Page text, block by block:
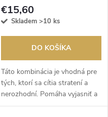
€15,60
Skladem >10 ks
DO KOŠÍKA
Táto kombinácia je vhodná pre
tých, ktorí sa cítia stratení a
nerozhodní. Pomáha vyjasniť a
sprehľadniť váš pohľad na svet.